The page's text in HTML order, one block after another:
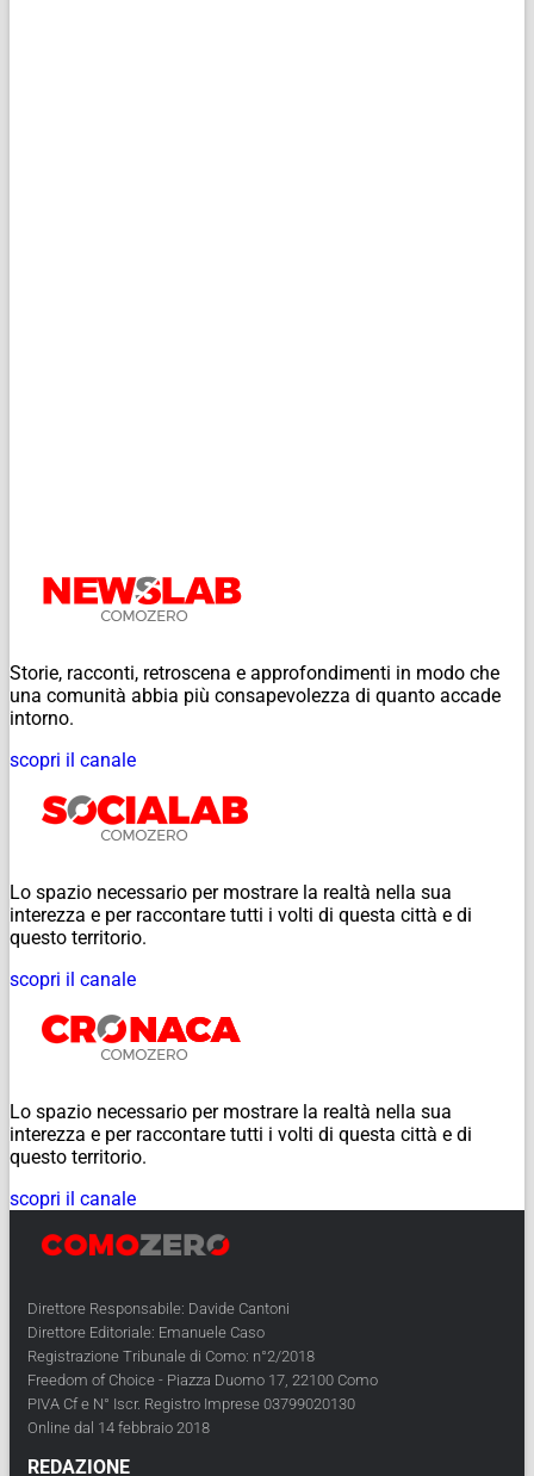
Storie, racconti, retroscena e approfondimenti in modo che
una comunità abbia più consapevolezza di quanto accade
intorno.
scopri il canale
Lo spazio necessario per mostrare la realtà nella sua
interezza e per raccontare tutti i volti di questa città e di
questo territorio.
scopri il canale
Lo spazio necessario per mostrare la realtà nella sua
interezza e per raccontare tutti i volti di questa città e di
questo territorio.
scopri il canale
Direttore Responsabile: Davide Cantoni
Direttore Editoriale: Emanuele Caso
Registrazione Tribunale di Como: n°2/2018
Freedom of Choice - Piazza Duomo 17, 22100 Como
PIVA Cf e N° Iscr. Registro Imprese 03799020130
Online dal 14 febbraio 2018
REDAZIONE